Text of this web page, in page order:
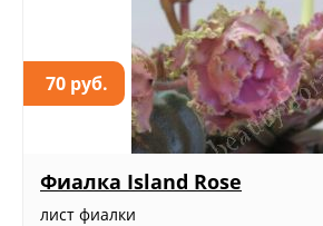
70 руб.
Фиалка Island Rose
лист фиалки